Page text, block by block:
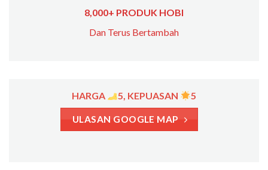
8,000+ PRODUK HOBI
Dan Terus Bertambah
HARGA 5, KEPUASAN 5
ULASAN GOOGLE MAP